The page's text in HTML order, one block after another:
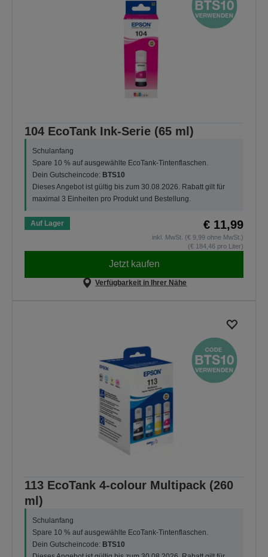
104 EcoTank Ink-Serie (65 ml)
Schulanfang
Spare 10 % auf ausgewählte EcoTank-Tintenflaschen.
Dein Gutscheincode: BTS10
Dieses Angebot ist gültig bis zum 30.08.2026. Rabatt gilt für
maximal 3 Einheiten pro Produkt und Bestellung.
Auf Lager € 11,99
inkl. MwSt. (€ 9,99 ohne MwSt.)
(€ 184,46 pro Liter)
Jetzt kaufen
Verfügbarkeit in Ihrer Nähe
113 EcoTank 4-colour Multipack (260
ml)
Schulanfang
Spare 10 % auf ausgewählte EcoTank-Tintenflaschen.
Dein Gutscheincode: BTS10